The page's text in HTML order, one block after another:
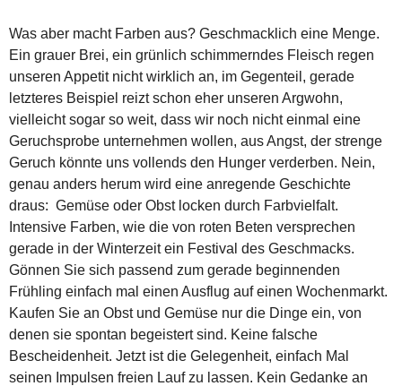
Was aber macht Farben aus? Geschmacklich eine Menge.
Ein grauer Brei, ein grünlich schimmerndes Fleisch regen
unseren Appetit nicht wirklich an, im Gegenteil, gerade
letzteres Beispiel reizt schon eher unseren Argwohn,
vielleicht sogar so weit, dass wir noch nicht einmal eine
Geruchsprobe unternehmen wollen, aus Angst, der strenge
Geruch könnte uns vollends den Hunger verderben. Nein,
genau anders herum wird eine anregende Geschichte
draus: Gemüse oder Obst locken durch Farbvielfalt.
Intensive Farben, wie die von roten Beten versprechen
gerade in der Winterzeit ein Festival des Geschmacks.
Gönnen Sie sich passend zum gerade beginnenden
Frühling einfach mal einen Ausflug auf einen Wochenmarkt.
Kaufen Sie an Obst und Gemüse nur die Dinge ein, von
denen sie spontan begeistert sind. Keine falsche
Bescheidenheit. Jetzt ist die Gelegenheit, einfach Mal
seinen Impulsen freien Lauf zu lassen. Kein Gedanke an